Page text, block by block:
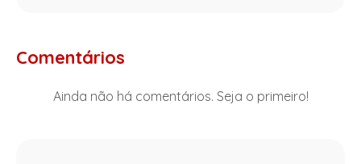
Comentários
Ainda não há comentários. Seja o primeiro!